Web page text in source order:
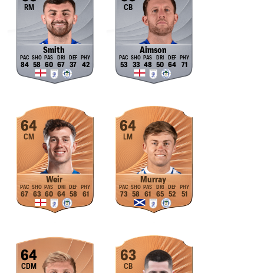
RM
Smith
84 58 60 67 37 42
CB
Aimson
53 33 48 50 64 71
64
CM
Weir
67 63 60 64 58 61
64
LM
Murray
73 58 61 65 52 51
64
CDM
63
CB